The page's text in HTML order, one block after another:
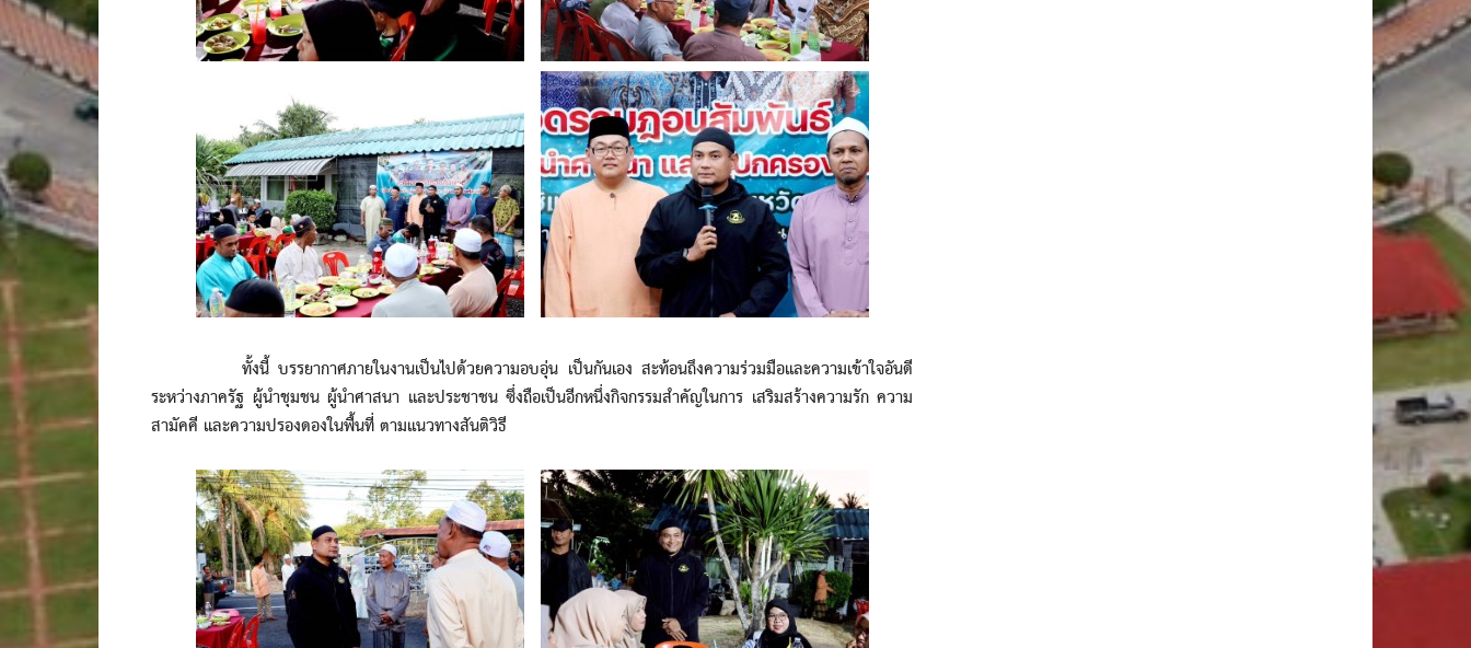
ทั้งนี้ บรรยากาศภายในงานเป็นไปด้วยความอบอุ่น เป็นกันเอง สะท้อนถึงความร่วมมือและความเข้าใจอันดี
ระหว่างภาครัฐ ผู้นำชุมชน ผู้นำศาสนา และประชาชน ซึ่งถือเป็นอีกหนึ่งกิจกรรมสำคัญในการ เสริมสร้างความรัก ความ
สามัคคี และความปรองดองในพื้นที่ ตามแนวทางสันติวิธี